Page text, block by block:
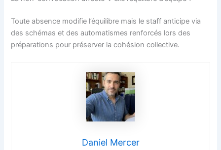
Toute absence modifie l’équilibre mais le staff anticipe via
des schémas et des automatismes renforcés lors des
préparations pour préserver la cohésion collective.
Daniel Mercer